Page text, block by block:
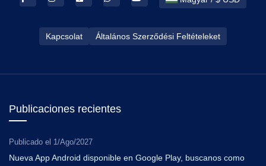
Kapcsolat Általános Szerződési Feltételeket
Publicaciones recientes
Publicado el 1/Ago/2027
Nueva App Android disponible en Google Play, buscanos como